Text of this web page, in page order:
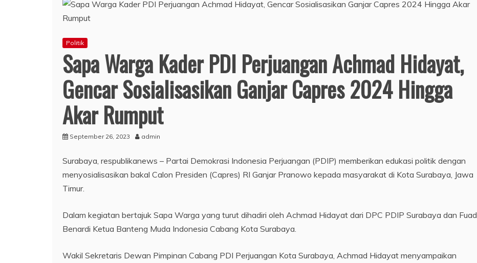
Politik
Sapa Warga Kader PDI Perjuangan Achmad Hidayat,
Gencar Sosialisasikan Ganjar Capres 2024 Hingga
Akar Rumput
September 26, 2023 admin
Surabaya, respublikanews – Partai Demokrasi Indonesia Perjuangan (PDIP) memberikan edukasi politik dengan
menyosialisasikan bakal Calon Presiden (Capres) RI Ganjar Pranowo kepada masyarakat di Kota Surabaya, Jawa
Timur.
Dalam kegiatan bertajuk Sapa Warga yang turut dihadiri oleh Achmad Hidayat dari DPC PDIP Surabaya dan Fuad
Benardi Ketua Banteng Muda Indonesia Cabang Kota Surabaya.
Wakil Sekretaris Dewan Pimpinan Cabang PDI Perjuangan Kota Surabaya, Achmad Hidayat menyampaikan